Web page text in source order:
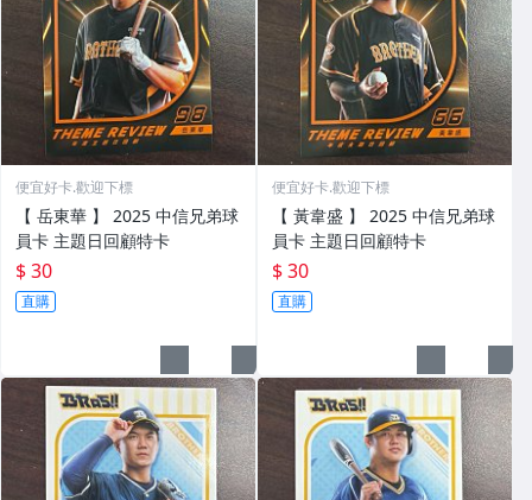
便宜好卡.歡迎下標
【 岳東華 】 2025 中信兄弟球
員卡 主題日回顧特卡
$ 30
直購
便宜好卡.歡迎下標
【 黃韋盛 】 2025 中信兄弟球
員卡 主題日回顧特卡
$ 30
直購